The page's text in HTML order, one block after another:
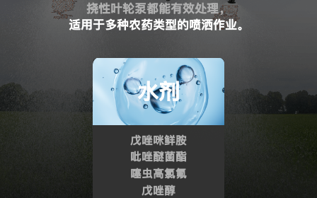
挠性叶轮泵都能有效处理，
适用于多种农药类型的喷洒作业。
水剂
戊唑咪鲜胺
吡唑醚菌酯
噻虫高氯氟
戊唑醇